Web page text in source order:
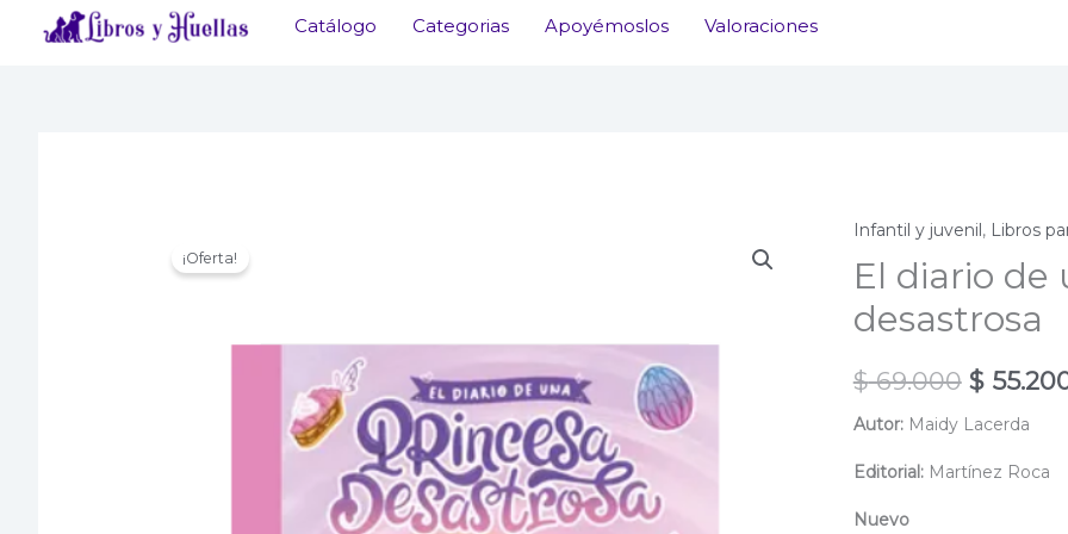
Catálogo Categorias Apoyémoslos Valoraciones
¡Oferta!
Infantil y juvenil, Libros
El diario de
desastrosa
$69.000 El
precio
original
$
Autor: Maidy Lacerda
Editorial: Martínez Roca
Nuevo